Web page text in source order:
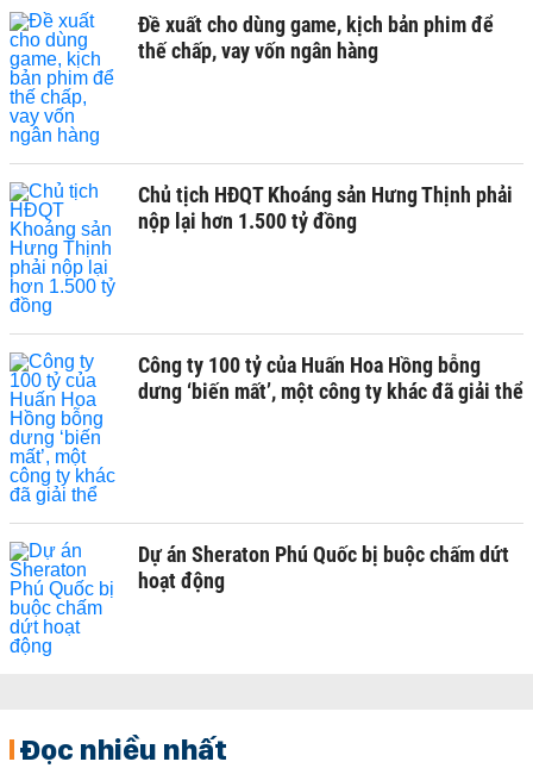
Đề xuất cho dùng game, kịch bản phim để
thế chấp, vay vốn ngân hàng
Chủ tịch HĐQT Khoáng sản Hưng Thịnh phải
nộp lại hơn 1.500 tỷ đồng
Công ty 100 tỷ của Huấn Hoa Hồng bỗng
dưng ‘biến mất’, một công ty khác đã giải thể
Dự án Sheraton Phú Quốc bị buộc chấm dứt
hoạt động
Đọc nhiều nhất